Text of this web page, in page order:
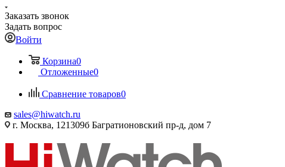
Заказать звонок
Задать вопрос
Войти
Корзина0
Отложенные0
Сравнение товаров0
sales@hiwatch.ru
г. Москва, 121309б Багратионовский пр-д, дом 7